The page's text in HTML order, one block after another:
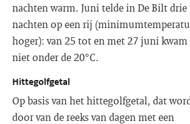
nachten warm. Juni telde in De Bilt
nachten op een rij
hoger): van 25 tot en met 27 juni
niet onder de 20°C.
Hittegolfgetal
Op basis van het hittegolfgetal, dat
door van de reeks van dagen met een